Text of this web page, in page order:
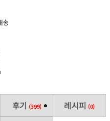
송
후기 (399) 레시피 (0)